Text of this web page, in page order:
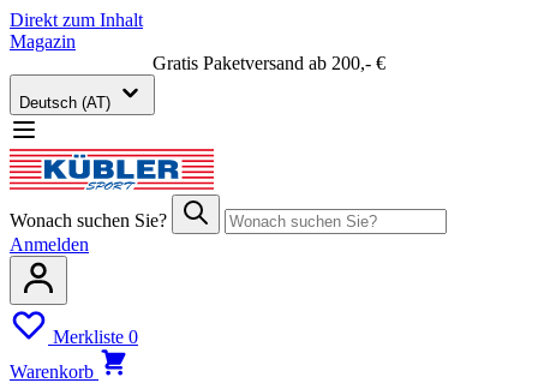
Direkt zum Inhalt
Magazin
Gratis Paketversand ab 200,- €
Deutsch (AT)
Wonach suchen Sie?
Anmelden
Merkliste 0
Warenkorb